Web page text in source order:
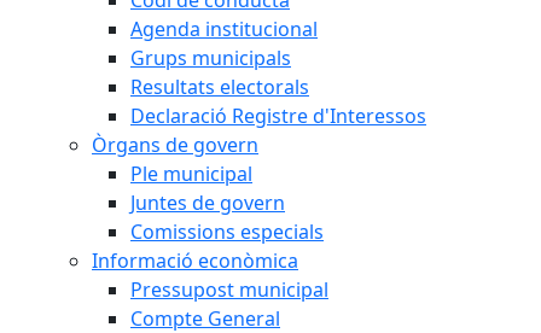
Agenda institucional
Grups municipals
Resultats electorals
Declaració Registre d'Interessos
Òrgans de govern
Ple municipal
Juntes de govern
Comissions especials
Informació econòmica
Pressupost municipal
Compte General